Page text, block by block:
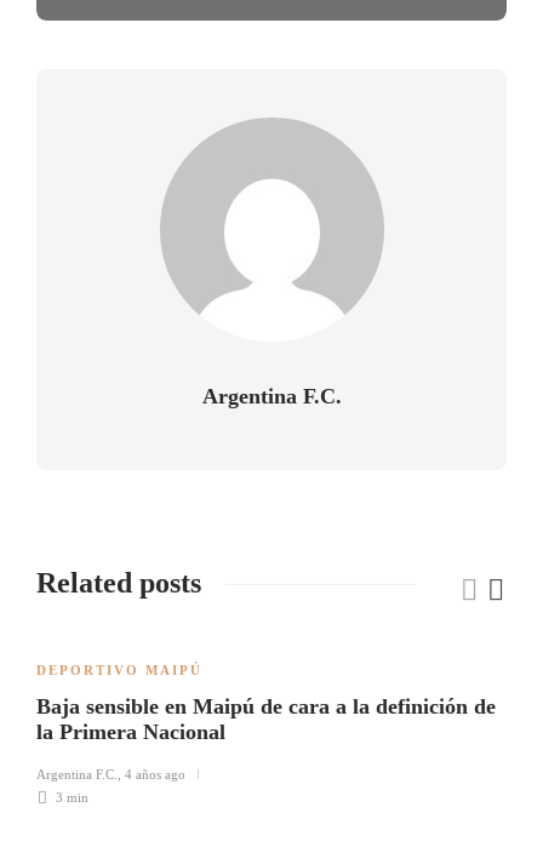
Argentina F.C.
Related posts
DEPORTIVO MAIPÚ
Baja sensible en Maipú de cara a la definición de
la Primera Nacional
Argentina F.C.
4 años ago
3 min